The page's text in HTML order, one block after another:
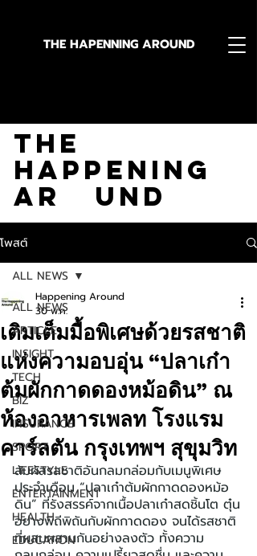
THE HAPENNING AROUND
The
Happening
Ar und
โพสต์
ALL NEWS
ARTICLE
INSIGHT
TECH
BIZ
INSURANCE
SPORT
LIFESTYLE
ENTERTAINMENT
HEALTH
EDUCATION
ALL NEWS
เติมเต็มมื้อพิเศษด้วยรสชาติ
แห่งความอบอุ่น “ปลาเก๋า
ต้มผักกาดดองหม้อดิน” ณ
ห้องอาหารเพลท โรงแรม
คาร์ลตัน กรุงเทพฯ สุขุมวิท
Happening Around
30 พ.ค.
สัมผัสรสชาติอันกลมกล่อมกับเมนูพิเศษ
ประจำเดือน “ปลาเก๋าต้มผักกาดดองหม้อ
ดิน” ที่รังสรรค์จากเนื้อปลาเก๋าสดชิ้นโต ตุ๋น
อย่างพิถีพิถันกับผักกาดดอง จนได้รสชาติ
ที่ผสมผสานกันอย่างลงตัว ทั้งความ